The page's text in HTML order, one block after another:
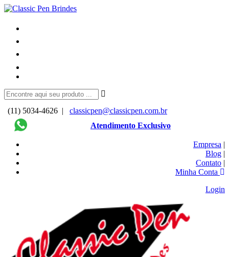
(11) 5034-4626 |
classicpen@classicpen.com.br
Atendimento Exclusivo
Empresa |
Blog |
Contato |
Minha Conta
Login